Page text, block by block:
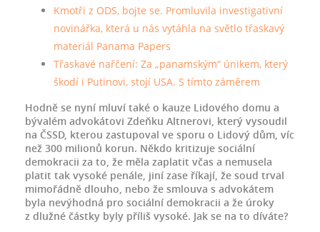
Kmotři z ODS, bojte se. Promluvila investigativní
novinářka, která u nás vytáhla na světlo třaskavý
materiál Panama Papers
Třaskavé nařčení: Za „panamským“ únikem, který
škodí i Putinovi, stojí USA. S tímto záměrem
Hodně se nyní mluví také o kauze Lidového domu a
bývalém advokátovi Zdeňku Altnerovi, který vysoudil
na ČSSD, kterou zastupoval ve sporu o Lidový dům, víc
než 300 milionů korun. Někdo kritizuje sociální
demokracii za to, že měla zaplatit včas a nemusela
platit tak vysoké penále, jiní zase říkají, že soud trval
mimořádně dlouho, nebo že smlouva s advokátem
byla nevýhodná pro sociální demokracii a že úroky
z dlužné částky byly příliš vysoké. Jak se na to díváte?